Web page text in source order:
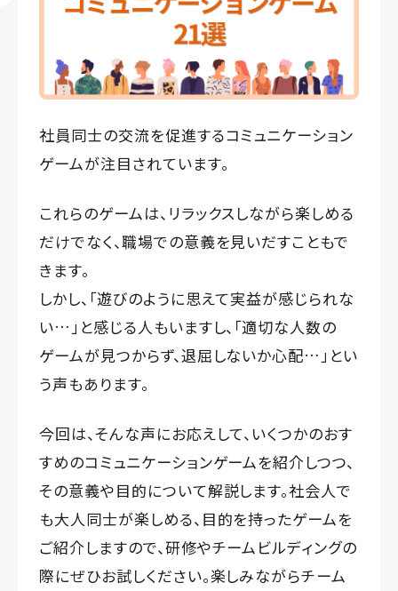
社員同士の交流を促進するコミュニケーション
ゲームが注目されています。
これらのゲームは、リラックスしながら楽しめる
だけでなく、職場での意義を見いだすこともで
きます。
しかし、「遊びのように思えて実益が感じられな
い…」と感じる人もいますし、「適切な人数の
ゲームが見つからず、退屈しないか心配…」とい
う声もあります。
今回は、そんな声にお応えして、いくつかのおす
すめのコミュニケーションゲームを紹介しつつ、
その意義や目的について解説します。社会人で
も大人同士が楽しめる、目的を持ったゲームを
ご紹介しますので、研修やチームビルディングの
際にぜひお試しください。楽しみながらチーム